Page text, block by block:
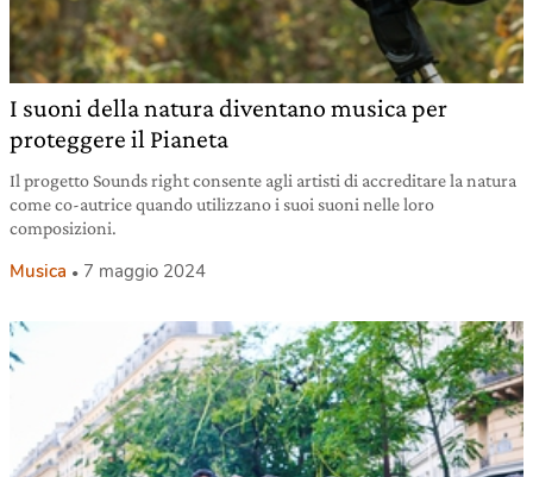
I suoni della natura diventano musica per
proteggere il Pianeta
Il progetto Sounds right consente agli artisti di accreditare la natura
come co-autrice quando utilizzano i suoi suoni nelle loro
composizioni.
Musica 7 maggio 2024